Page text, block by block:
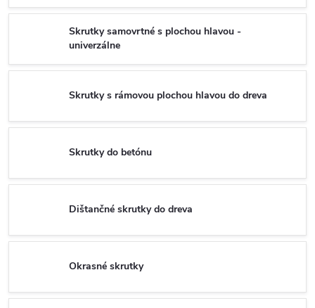
Skrutky samovrtné s plochou hlavou -
univerzálne
Skrutky s rámovou plochou hlavou do dreva
Skrutky do betónu
Dištančné skrutky do dreva
Okrasné skrutky